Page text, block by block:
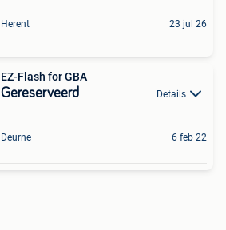
Herent 23 jul 26
EZ-Flash for GBA
Gereserveerd Details
Deurne 6 feb 22